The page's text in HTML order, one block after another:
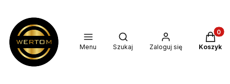
Menu
Otwórz wyszukiwarkę
Szukaj Zaloguj się Koszyk